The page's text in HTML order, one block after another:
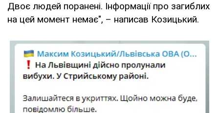
Двоє людей поранені. Інформації про загиблих
на цей момент немає", – написав Козицький.